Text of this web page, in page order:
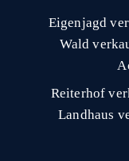
Eigenjagd
Wald
Reiterhof
Landhaus